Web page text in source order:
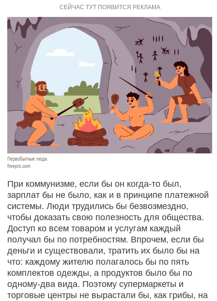
Первобытные люди.
freepik.com
При коммунизме, если бы он когда-то был,
зарплат бы не было, как и в принципе платежной
системы. Люди трудились бы безвозмездно,
чтобы доказать свою полезность для общества.
Доступ ко всем товаром и услугам каждый
получал бы по потребностям. Впрочем, если бы
деньги и существовали, тратить их было бы на
что: каждому жителю полагалось бы по пять
комплектов одежды, а продуктов было бы по
одному-два вида. Поэтому супермаркеты и
торговые центры не вырастали бы, как грибы, на